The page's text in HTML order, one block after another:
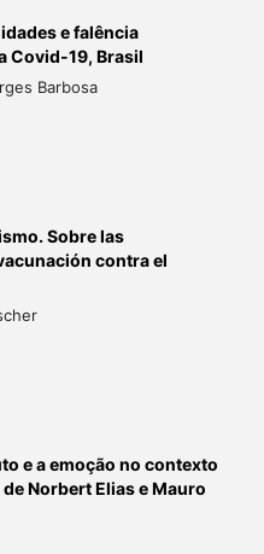
e falência
Covid-19, Brasil
Barbosa
Sobre las
contra el
e a emoção no contexto
Norbert Elias e Mauro